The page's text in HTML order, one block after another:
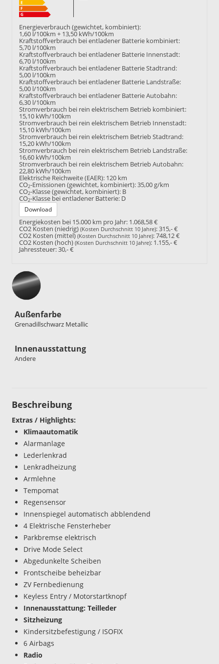
Energieverbrauch (gewichtet, kombiniert):
1,60 l/100km + 13,50 kWh/100km
Kraftstoffverbrauch bei entladener Batterie kombiniert:
5,70 l/100km
Kraftstoffverbrauch bei entladener Batterie Innenstadt:
6,70 l/100km
Kraftstoffverbrauch bei entladener Batterie Stadtrand:
5,00 l/100km
Kraftstoffverbrauch bei entladener Batterie Landstraße:
5,00 l/100km
Kraftstoffverbrauch bei entladener Batterie Autobahn:
6,30 l/100km
Stromverbrauch bei rein elektrischem Betrieb kombiniert:
15,10 kWh/100km
Stromverbrauch bei rein elektrischem Betrieb Innenstadt:
15,10 kWh/100km
Stromverbrauch bei rein elektrischem Betrieb Stadtrand:
15,20 kWh/100km
Stromverbrauch bei rein elektrischem Betrieb Landstraße:
16,60 kWh/100km
Stromverbrauch bei rein elektrischem Betrieb Autobahn:
22,80 kWh/100km
Elektrische Reichweite (EAER): 120 km
CO2-Emissionen (gewichtet, kombiniert):35,00 g/km
CO2-Klasse (gewichtet, kombiniert): B
CO2-Klasse bei entladener Batterie: D
Download
Energiekosten bei 15.000 km pro Jahr: 1.068,58 €
CO2 Kosten (niedrig) (Kosten Durchschnitt 10 Jahre):315,- €
CO2 Kosten (mittel) (Kosten Durchschnitt 10 Jahre):748,12 €
CO2 Kosten (hoch) (Kosten Durchschnitt 10 Jahre): 1.155,- €
Jahressteuer:30,- €
Außenfarbe
Grenadillschwarz Metallic
Innenausstattung
Andere
Beschreibung
Extras / Highlights:
Klimaautomatik
Alarmanlage
Lederlenkrad
Lenkradheizung
Armlehne
Tempomat
Regensensor
Innenspiegel automatisch abblendend
4 Elektrische Fensterheber
Parkbremse elektrisch
Drive Mode Select
Abgedunkelte Scheiben
Frontscheibe beheizbar
ZV Fernbedienung
Keyless Entry / Motorstartknopf
Innenausstattung: Teilleder
Sitzheizung
Kindersitzbefestigung / ISOFIX
6 Airbags
Radio